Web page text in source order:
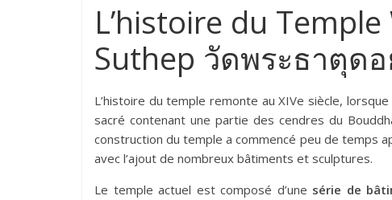
L’histoire du
Suthep วัดพระธาตุด
L’histoire du temple remonte au XIVe siècle,
sacré contenant une partie des cendres du
construction du temple a commencé peu de temps
avec l’ajout de nombreux bâtiments et sculptures.
Le temple actuel est composé d’une série de